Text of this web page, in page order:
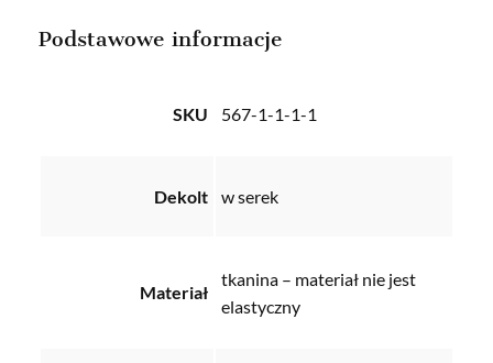
Podstawowe informacje
SKU 567-1-1-1-1
Dekolt w serek
Materiał
tkanina – materiał nie jest
elastyczny